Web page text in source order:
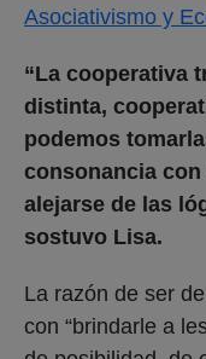
Asociativismo y
“La cooperativa
distinta,
podemos
consonancia
alejarse de las
sostuvo Lisa.
La razón de ser
con “brindarle a